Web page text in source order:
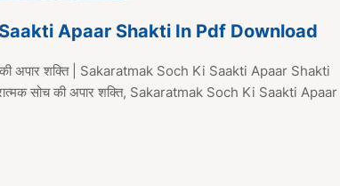
Apaar Shakti In Pdf Download
अपार शक्ति | Sakaratmak Soch Ki Saakti Apaar Shakti
सोच की अपार शक्ति, Sakaratmak Soch Ki Saakti Apaar